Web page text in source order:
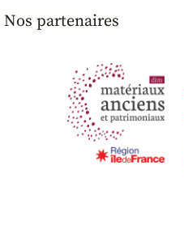
Nos partenaires